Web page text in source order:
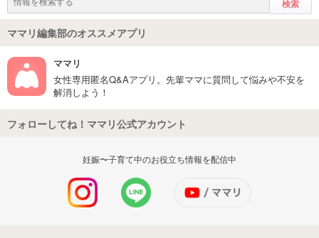
ママリ編集部のオススメアプリ
ママリ
女性専用匿名Q&Aアプリ。先輩ママに質問して悩みや不安を
解消しよう！
フォローしてね！ママリ公式アカウント
妊娠〜子育て中のお役立ち情報を配信中